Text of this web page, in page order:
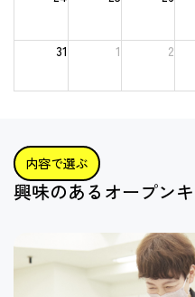
31 1 2
内容で選ぶ
興味のあるオープン